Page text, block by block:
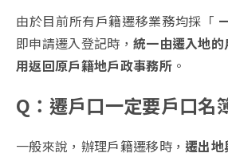
由於目前所有戶籍遷移業務均採「
即申請遷入登記時， 統一由遷入地
用返回原戶籍地戶政事務所。
Q：遷戶口一定要戶口名
一般來說，辦理戶籍遷移時，遷出